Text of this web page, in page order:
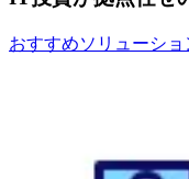
おすすめソリューショ